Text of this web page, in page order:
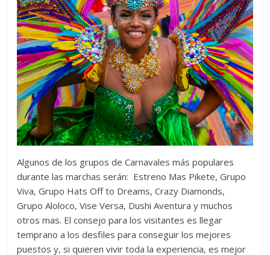
Algunos de los grupos de Carnavales más populares
durante las marchas serán: Estreno Mas Pikete, Grupo
Viva, Grupo Hats Off to Dreams, Crazy Diamonds,
Grupo Aloloco, Vise Versa, Dushi Aventura y muchos
otros mas. El consejo para los visitantes es llegar
temprano a los desfiles para conseguir los mejores
puestos y, si quieren vivir toda la experiencia, es mejor